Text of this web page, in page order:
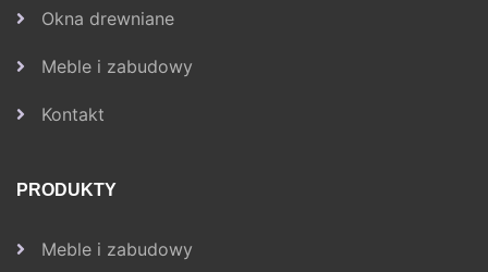
Okna drewniane
Meble i zabudowy
Kontakt
PRODUKTY
Meble i zabudowy